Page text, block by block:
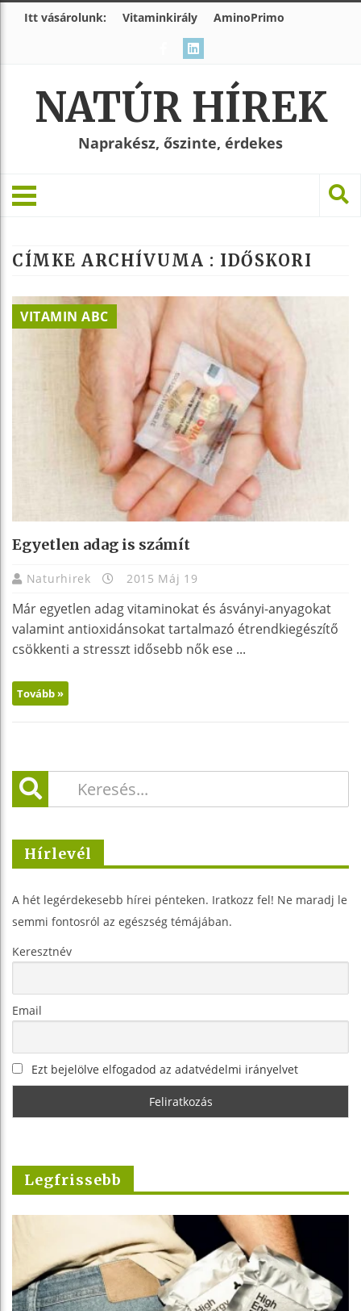
Itt vásárolunk: Vitaminkirály AminoPrimo
NATÚR HÍREK
Naprakész, őszinte, érdekes
CÍMKE ARCHÍVUMA : IDŐSKORI
VITAMIN ABC
Egyetlen adag is számít
Naturhirek 2015 Máj 19
Már egyetlen adag vitaminokat és ásványi-anyagokat
valamint antioxidánsokat tartalmazó étrendkiegészítő
csökkenti a stresszt idősebb nők ese ...
Tovább »
Hírlevél
A hét legérdekesebb hírei pénteken. Iratkozz fel! Ne maradj le
semmi fontosról az egészség témájában.
Keresztnév
Email
Ezt bejelölve elfogadod az adatvédelmi irányelvet
Legfrissebb